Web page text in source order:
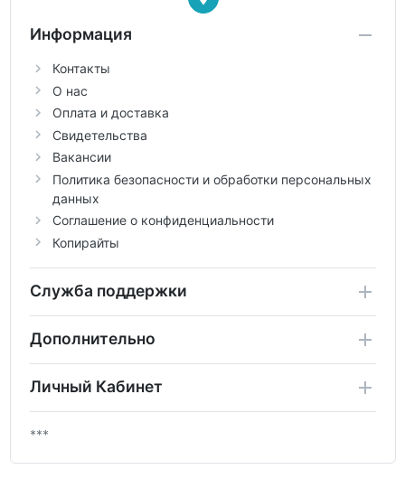
Информация
Контакты
О нас
Оплата и доставка
Свидетельства
Вакансии
Политика безопасности и обработки персональных
данных
Соглашение о конфиденциальности
Копирайты
Служба поддержки
Дополнительно
Личный Кабинет
***